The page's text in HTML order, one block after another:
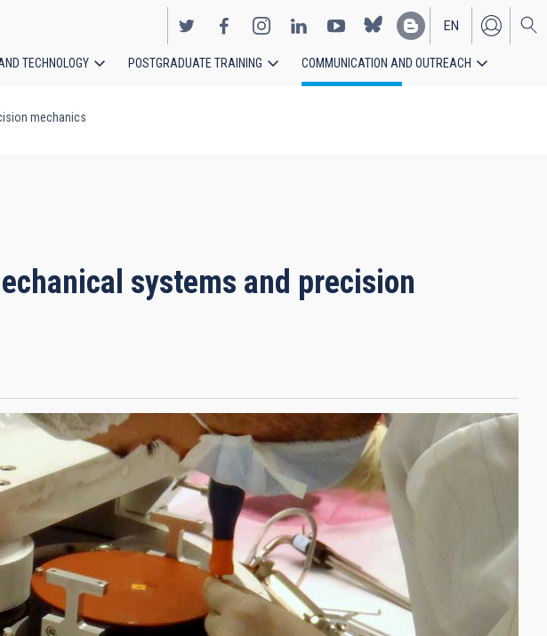
EN
ES
TECHNOLOGY POSTGRADUATE TRAINING COMMUNICATION AND OUTREACH
mechanics
systems and precision